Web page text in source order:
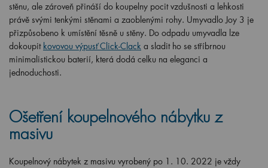
stěnu, ale zároveň přináší do koupelny pocit vzdušnosti a lehkosti
právě svými tenkými stěnami a zaoblenými rohy. Umyvadlo Joy 3 je
přizpůsobeno k umístění těsně u stěny. Do odpadu umyvadla lze
dokoupit kovovou výpusť Click-Clack a sladit ho se stříbrnou
minimalistickou baterií, která dodá celku na eleganci a
jednoduchosti.
Ošetření koupelnového nábytku z
masivu
Koupelnový nábytek z masivu vyrobený po 1. 10. 2022 je vždy